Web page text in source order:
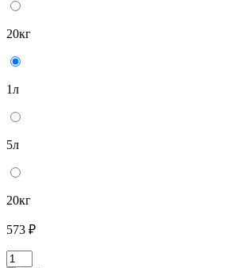
20кг
1л
5л
20кг
573 ₽